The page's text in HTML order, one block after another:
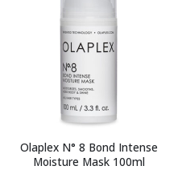
Olaplex N° 7 Bonding Oil 30ml